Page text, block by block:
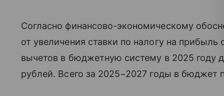
Согласно финансово-экономическому
от увеличения ставки по налогу на прибыль
вычетов в бюджетную систему в 2025 году
рублей. Всего за 2025−2027 годы в бюджет